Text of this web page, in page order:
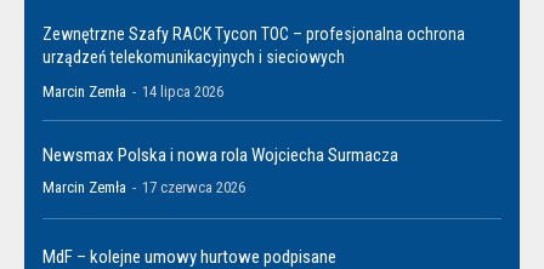
Zewnętrzne Szafy RACK Tycon TOC – profesjonalna ochrona
urządzeń telekomunikacyjnych i sieciowych
Marcin Zemła - 14 lipca 2026
Newsmax Polska i nowa rola Wojciecha Surmacza
Marcin Zemła - 17 czerwca 2026
MdF – kolejne umowy hurtowe podpisane